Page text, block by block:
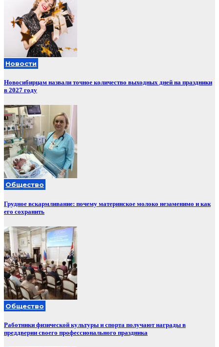
Новости
Новосибирцам назвали точное количество выходных дней на праздники
в 2027 году
Общество
Грудное вскармливание: почему материнское молоко незаменимо и как
его сохранить
Общество
Работники физической культуры и спорта получают награды в
преддверии своего профессионального праздника